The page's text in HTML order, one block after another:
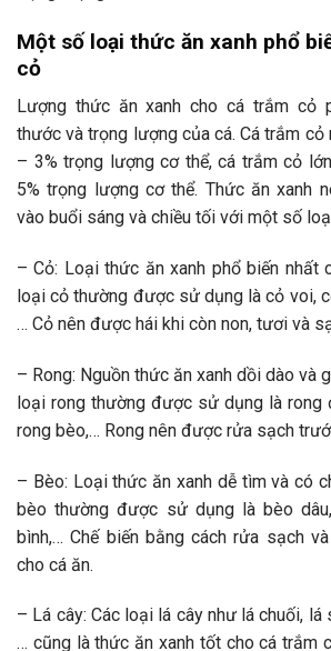
Một số loại thức ăn xanh phổ
cỏ
Lượng thức ăn xanh cho cá trắm cỏ
thước và trọng lượng của cá. Cá trắm cỏ
– 3% trọng lượng cơ thể, cá trắm cỏ
5% trọng lượng cơ thể. Thức ăn xanh
vào buổi sáng và chiều tối với một số
– Cỏ: Loại thức ăn xanh phổ biến nhất
loại cỏ thường được sử dụng là cỏ voi,
… Cỏ nên được hái khi còn non, tươi và
– Rong: Nguồn thức ăn xanh dồi dào và
loại rong thường được sử dụng là rong
rong bèo,… Rong nên được rửa sạch
– Bèo: Loại thức ăn xanh dễ tìm và có
bèo thường được sử dụng là bèo
bình,… Chế biến bằng cách rửa sạch
cho cá ăn.
– Lá cây: Các loại lá cây như lá chuối, lá
… cũng là thức ăn xanh tốt cho cá trắm